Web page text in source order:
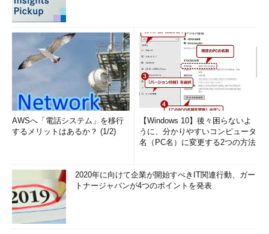
AWSへ「電話システム」を移行
するメリットはあるか？ (1/2)
【Windows 10】後々困らないよ
うに、分かりやすいコンピュータ
名（PC名）に変更する2つの方法
2020年に向けて企業が開始すべきIT関連行動、ガー
トナージャパンが4つのポイントを発表